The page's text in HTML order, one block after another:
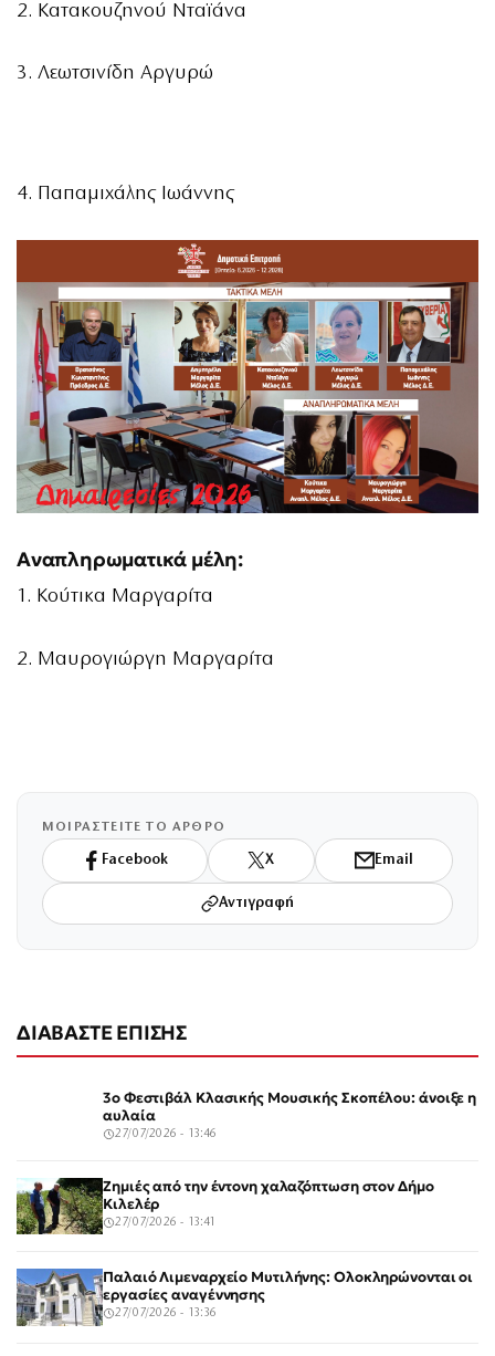
2. Κατακουζηνού Νταϊάνα
3. Λεωτσινίδη Αργυρώ
4. Παπαμιχάλης Ιωάννης
Αναπληρωματικά μέλη:
1. Κούτικα Μαργαρίτα
2. Μαυρογιώργη Μαργαρίτα
ΜΟΙΡΑΣΤΕΙΤΕ ΤΟ ΑΡΘΡΟ
Facebook X Email
Αντιγραφή
ΔΙΑΒΑΣΤΕ ΕΠΙΣΗΣ
3ο Φεστιβάλ Κλασικής Μουσικής Σκοπέλου: άνοιξε η
αυλαία
27/07/2026 - 13:46
Ζημιές από την έντονη χαλαζόπτωση στον Δήμο
Κιλελέρ
27/07/2026 - 13:41
Παλαιό Λιμεναρχείο Μυτιλήνης: Ολοκληρώνονται οι
εργασίες αναγέννησης
27/07/2026 - 13:36